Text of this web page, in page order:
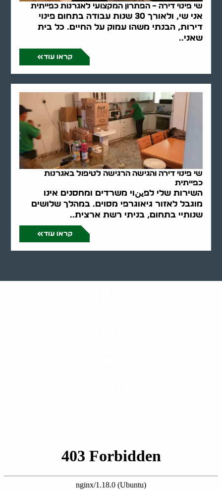
שי פינוי דירה – הפתרון המקצועי לאגרנות כפייתית
אני שי, ולאורך 30 שנות עבודה בתחום פינוי
דירות, הבנתי משהו עמוק על החיים. כל בית
שאני..
קראו עוד
שי פינוי דירה והגישה הרגישה לטיפול באגרנות
כפייתית
השירות שלי לפينוי משרדים ומחסנים אינו
מוגבל לאזור גיאוגרפי מסוים. במהלך שלושים
שנותיי בתחום, בניתי רשת ארצית..
קראו עוד